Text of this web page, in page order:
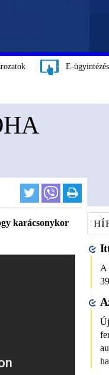
E-ügyintézés
karácsonykor
A